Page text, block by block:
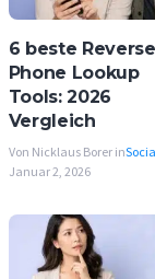
6 beste Reverse
Phone Lookup
Tools: 2026
Vergleich
Von Nicklaus Borer in
Januar 2, 2026